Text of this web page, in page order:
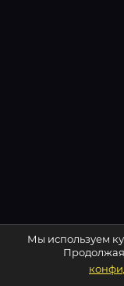
Мы используем